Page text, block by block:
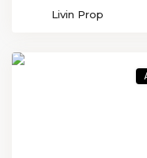
Livin Prop
Pineyro,